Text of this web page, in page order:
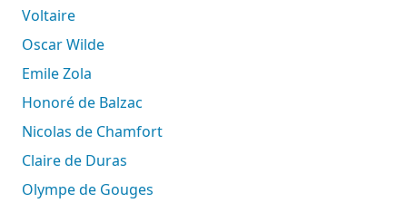
Voltaire
Oscar Wilde
Emile Zola
Honoré de Balzac
Nicolas de Chamfort
Claire de Duras
Olympe de Gouges